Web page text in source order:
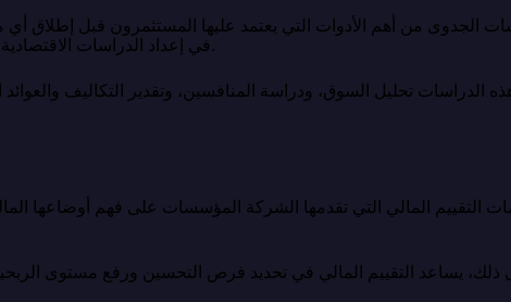
الجدوى من أهم الأدوات التي يعتمد عليها المستثمرون قبل
في إعداد الدراسات الاقتصادية والمالية التي تساعد على تقييم الفرص الاستثمارية بصورة دقيقة.
الدراسات تحليل السوق، ودراسة المنافسين، وتقدير التكاليف والعوائد
التقييم المالي التي تقدمها الشركة المؤسسات على فهم أوضاعها
ذلك، يساعد التقييم المالي في تحديد فرص التحسين ورفع مستوى